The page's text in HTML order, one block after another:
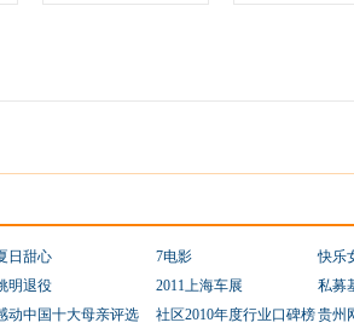
日甜心 7电影
快乐
明退役 2011上海车展
私募
动中国十大母亲评选 社区2010年度行业口碑榜贵州